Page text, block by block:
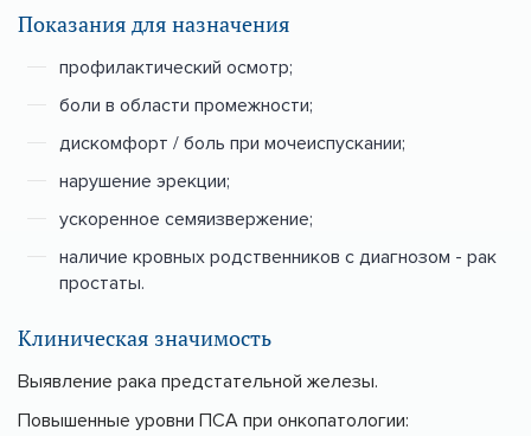
Показания для назначения
профилактический осмотр;
боли в области промежности;
дискомфорт / боль при мочеиспускании;
нарушение эрекции;
ускоренное семяизвержение;
наличие кровных родственников с диагнозом - рак
простаты.
Клиническая значимость
Выявление рака предстательной железы.
Повышенные уровни ПСА при онкопатологии: